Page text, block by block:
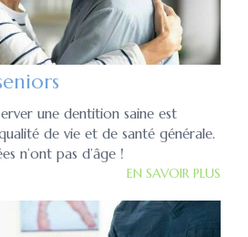
une dentition saine est
de vie et de santé générale.
n’ont pas d’âge !
EN SAVOIR PLUS